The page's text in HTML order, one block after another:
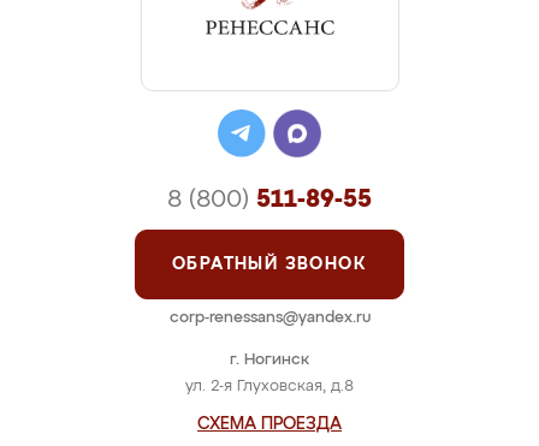
г. Ногинск
ул. 2-я Глуховская, д.8
СХЕМА ПРОЕЗДА
8 (800) 511-89-55
ОБРАТНЫЙ ЗВОНОК
corp-renessans@yandex.ru